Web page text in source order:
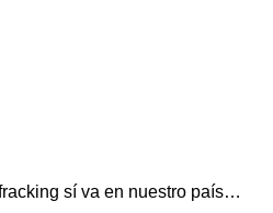
sí va en nuestro país…